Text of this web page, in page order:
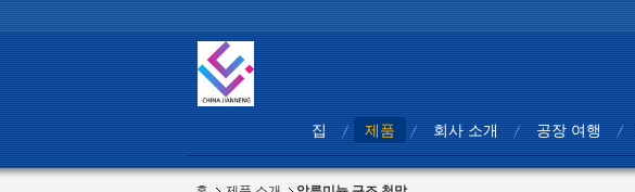
집 제품 회사 소개 공장 여행